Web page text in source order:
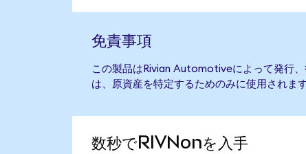
免責事項
この製品はRivian Automotiveによって発行
は、原資産を特定するためのみに使用されます
数秒でRIVNonを入手